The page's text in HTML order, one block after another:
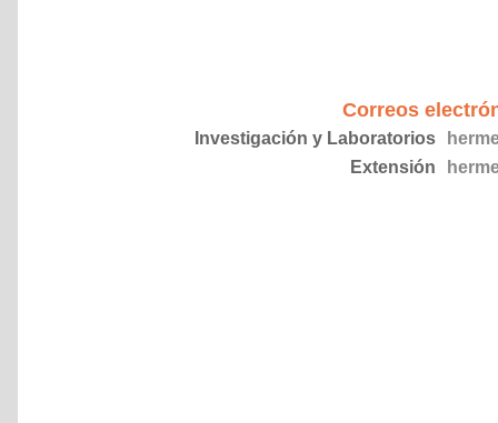
Correos
Investigación y Laboratorios
Extensión